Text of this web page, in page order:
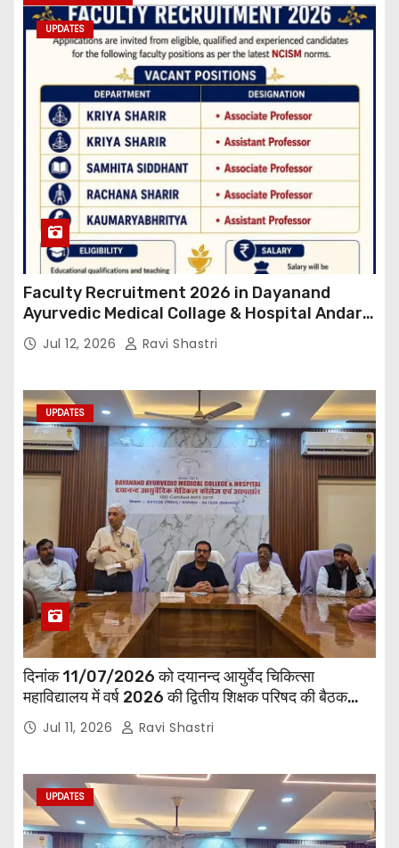
UPDATES
Faculty Recruitment 2026 in Dayanand
Ayurvedic Medical Collage & Hospital Andar
Road ,Siwan
Jul 12, 2026 Ravi Shastri
UPDATES
दिनांक 11/07/2026 को दयानन्द आयुर्वेद चिकित्सा
महाविद्यालय में वर्ष 2026 की द्वितीय शिक्षक परिषद की बैठक
प्राचार्य की अध्यक्षता में हुई। बैठक मे महाविद्यालय सभी
विभागाध्यक्ष एवं शिक्षक सम्मिलित हुए।
Jul 11, 2026 Ravi Shastri
UPDATES